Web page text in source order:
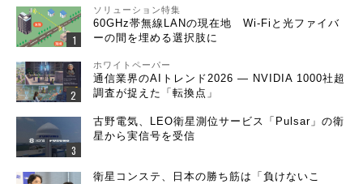
ソリューション特集
60GHz帯無線LANの現在地 Wi-Fiと光ファイバ
ーの間を埋める選択肢に
ホワイトペーパー
通信業界のAIトレンド2026 ― NVIDIA 1000社超
調査が捉えた「転換点」
古野電気、LEO衛星測位サービス「Pulsar」の衛
星から実信号を受信
衛星コンステ、日本の勝ち筋は「負けないこ